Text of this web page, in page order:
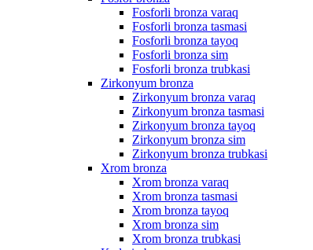
Fosforli bronza varaq
Fosforli bronza tasmasi
Fosforli bronza tayoq
Fosforli bronza sim
Fosforli bronza trubkasi
Zirkonyum bronza
Zirkonyum bronza varaq
Zirkonyum bronza tasmasi
Zirkonyum bronza tayoq
Zirkonyum bronza sim
Zirkonyum bronza trubkasi
Xrom bronza
Xrom bronza varaq
Xrom bronza tasmasi
Xrom bronza tayoq
Xrom bronza sim
Xrom bronza trubkasi